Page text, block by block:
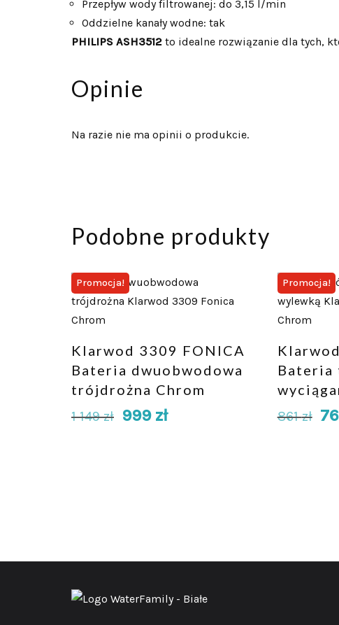
Przepływ wody filtrowanej: do 3,15 l/min
Oddzielne kanały wodne: tak
PHILIPS ASH3512 to idealne rozwiązanie dla tych,
Opinie
Na razie nie ma opinii o produkcie.
Podobne produkty
Promocja!
Klarwod 3309 FONICA
Bateria dwuobwodowa
trójdrożna Chrom
1 149zł 999 zł
Promocja!
Bateria
861zł